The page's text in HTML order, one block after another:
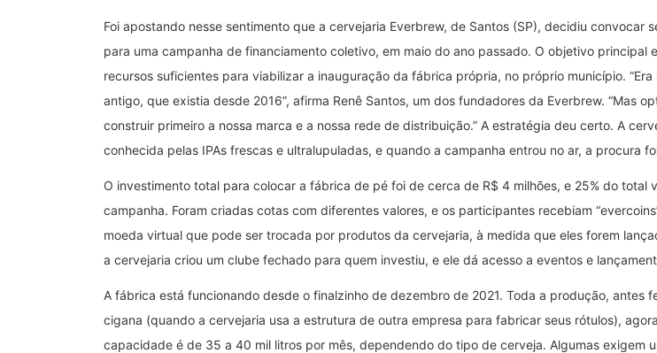
Foi apostando nesse sentimento que a cervejaria Everbrew, de Santos (SP), decidiu convocar
para uma campanha de financiamento coletivo, em maio do ano passado. O objetivo principal
recursos suficientes para viabilizar a inauguração da fábrica própria, no próprio município. “Era
antigo, que existia desde 2016”, afirma Renê Santos, um dos fundadores da Everbrew. “Mas
construir primeiro a nossa marca e a nossa rede de distribuição.” A estratégia deu certo. A
conhecida pelas IPAs frescas e ultralupuladas, e quando a campanha entrou no ar, a procura
O investimento total para colocar a fábrica de pé foi de cerca de R$ 4 milhões, e 25% do total
campanha. Foram criadas cotas com diferentes valores, e os participantes recebiam
moeda virtual que pode ser trocada por produtos da cervejaria, à medida que eles forem
a cervejaria criou um clube fechado para quem investiu, e ele dá acesso a eventos e
A fábrica está funcionando desde o finalzinho de dezembro de 2021. Toda a produção, antes
cigana (quando a cervejaria usa a estrutura de outra empresa para fabricar seus rótulos),
capacidade é de 35 a 40 mil litros por mês, dependendo do tipo de cerveja. Algumas exigem